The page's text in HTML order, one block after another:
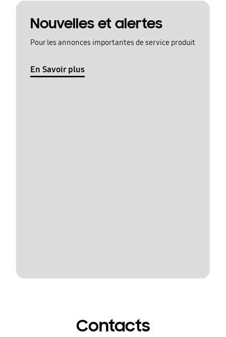
Nouvelles et alertes
Pour les annonces importantes de service produit
En Savoir plus
Contacts